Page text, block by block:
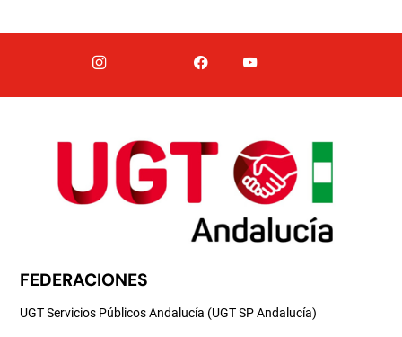
FEDERACIONES
UGT Servicios Públicos Andalucía (UGT SP Andalucía)